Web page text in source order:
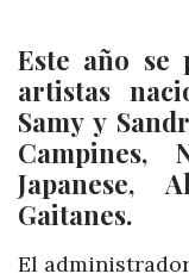
Este año se
artistas
Samy y
Campines,
Japanese,
Gaitanes.
El